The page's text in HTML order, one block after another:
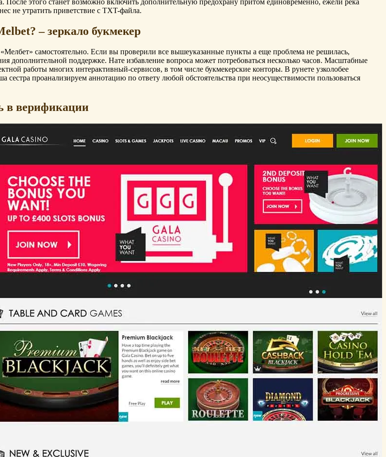
не утратить приветствие с TXT-файла.
– зеркало букмекер
самостоятельно. Если вы проверили все вышеуказанные пункты а еще проблема не решилась,
дополнительной поддержке. Нате избавление вопроса может потребоваться несколько часов. Масштабные
работы многих интерактивный-сервисов, в том числе букмекерские конторы. В рунете узколобее
проанализируем аннотацию по ответу любой обстоятельства при неосуществимости пользоваться
в верификации